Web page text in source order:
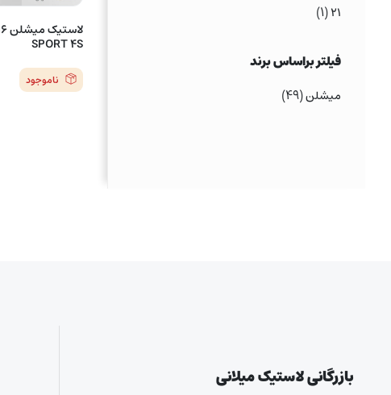
SPORT 4S
ناموجود
۲۱(۱)
فیلتر براساس برند
میشلن(۴۹)
بازرگانی لاستیک میلانی